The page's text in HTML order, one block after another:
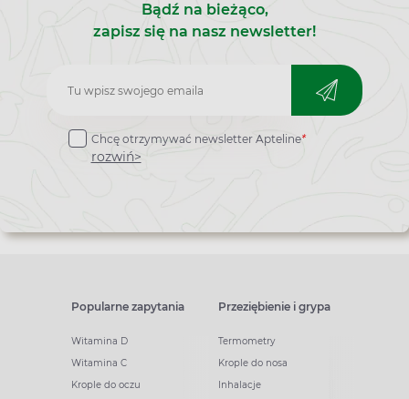
Bądź na bieżąco,
zapisz się na nasz newsletter!
Zapisz
do
newslettera
Chcę otrzymywać newsletter Apteline*
rozwiń>
Popularne zapytania
Witamina D
Witamina C
Krople do oczu
Przeziębienie i grypa
Termometry
Krople do nosa
Inhalacje